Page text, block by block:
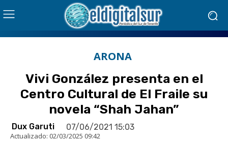
ARONA
Vivi González presenta en el
Centro Cultural de El Fraile su
novela “Shah Jahan”
Dux Garuti 07/06/2021 15:03
Actualizado: 02/03/2025 09:42